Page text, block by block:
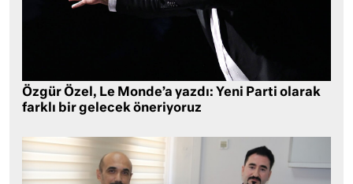
Özgür Özel, Le Monde’a yazdı: Yeni Parti olarak
farklı bir gelecek öneriyoruz